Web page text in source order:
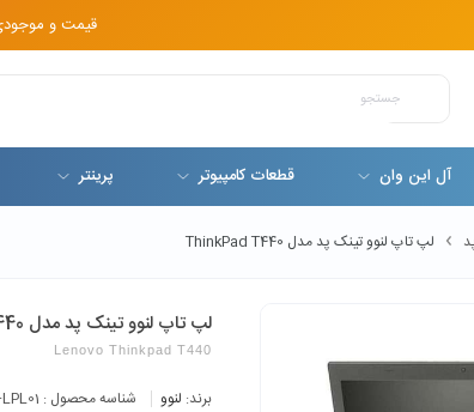
قیمت و
آل این وان قطعات کامپیوتر پرینتر
لپ تاپ لنوو تینک پد مدل ThinkPad T440
لپ تاپ لنوو تینک پد مدل ThinkPad T440
Lenovo Thinkpad T440
برند: لنوو شناسه محصول :